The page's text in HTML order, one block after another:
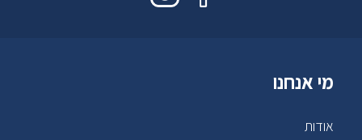
מי אנחנו
אודות